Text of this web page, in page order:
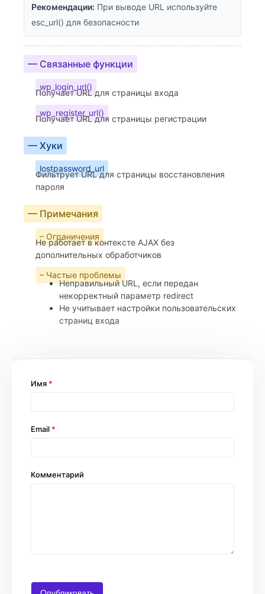
Рекомендации: При выводе URL используйте
esc_url() для безопасности
— Связанные функции
wp_login_url()
Получает URL для страницы входа
wp_register_url()
Получает URL для страницы регистрации
— Хуки
lostpassword_url
Фильтрует URL для страницы восстановления
пароля
— Примечания
– Ограничения
Не работает в контексте AJAX без
дополнительных обработчиков
– Частые проблемы
Неправильный URL, если передан
некорректный параметр redirect
Не учитывает настройки пользовательских
страниц входа
Комментарий
Имя *
Email *